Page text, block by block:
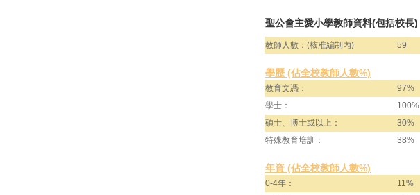
聖公會主愛小學教師資料(包括校長)
教師人數：(核准編制內) 59
學歷 (佔全校教師人數%)
教育文憑：
97%
學士：
100%
碩士、博士或以上：
30%
特殊教育培訓：
38%
年資 (佔全校教師人數%)
0-4年：
11%